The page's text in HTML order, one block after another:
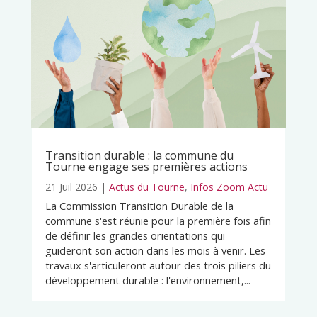
Transition durable : la commune du
Tourne engage ses premières actions
21 Juil 2026 | Actus du Tourne, Infos Zoom Actu
La Commission Transition Durable de la
commune s'est réunie pour la première fois afin
de définir les grandes orientations qui
guideront son action dans les mois à venir. Les
travaux s'articuleront autour des trois piliers du
développement durable : l'environnement,...